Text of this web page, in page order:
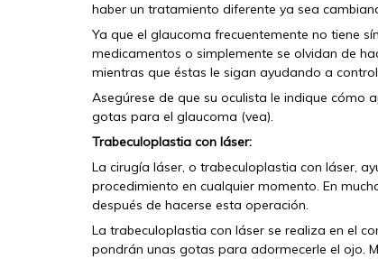
haber un tratamiento diferente ya sea
Ya que el glaucoma frecuentemente no tiene
medicamentos o simplemente se olvidan de
mientras que éstas le sigan ayudando a
Asegúrese de que su oculista le indique cómo
gotas para el glaucoma (vea).
Trabeculoplastia con láser:
La cirugía láser, o trabeculoplastia con láser,
procedimiento en cualquier momento. En
después de hacerse esta operación.
La trabeculoplastia con láser se realiza en el
pondrán unas gotas para adormecerle el ojo.